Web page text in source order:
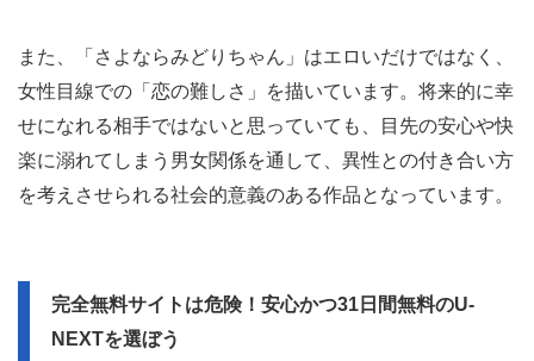
また、「さよならみどりちゃん」はエロいだけではなく、
女性目線での「恋の難しさ」を描いています。将来的に幸
せになれる相手ではないと思っていても、目先の安心や快
楽に溺れてしまう男女関係を通して、異性との付き合い方
を考えさせられる社会的意義のある作品となっています。
完全無料サイトは危険！安心かつ31日間無料のU-
NEXTを選ぼう